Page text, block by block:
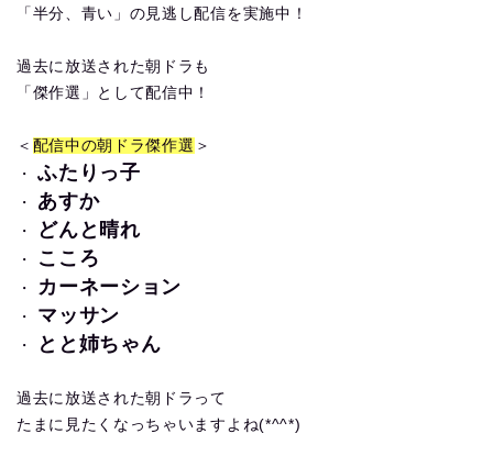
「半分、青い」の見逃し配信を実施中！
過去に放送された朝ドラも
「傑作選」として配信中！
＜ 配信中の朝ドラ傑作選 ＞
・ふたりっ子
・ あすか
・ どんと晴れ
・ こころ
・ カーネーション
・ マッサン
・ とと姉ちゃん
過去に放送された朝ドラって
たまに見たくなっちゃいますよね(*^^*)